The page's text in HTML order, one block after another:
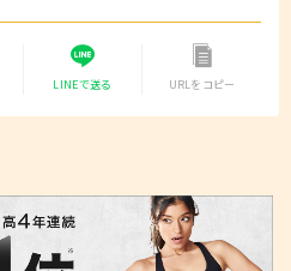
LINEで送る URLをコピー